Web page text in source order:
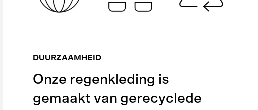
DUURZAAMHEID
Onze regenkleding is
gemaakt van gerecyclede